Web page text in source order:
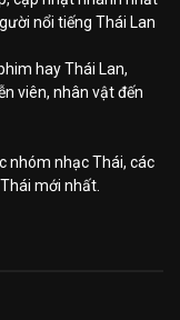
nổi tiếng Thái Lan
hay Thái Lan,
viên, nhân vật đến
nhóm nhạc Thái, các
mới nhất.